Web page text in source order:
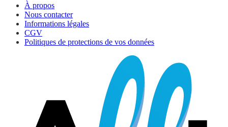
À propos
Nous contacter
Informations légales
CGV
Politiques de protections de vos données